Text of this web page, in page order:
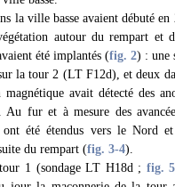
la ville basse avaient débuté
autour du rempart et
été implantés (fig. 2) : une
la tour 2 (LT F12d), et deux
avait détecté des
fur et à mesure des
ont été étendus vers le Nord
du rempart (fig. 3-4).
1 (sondage LT H18d ; fig. 5